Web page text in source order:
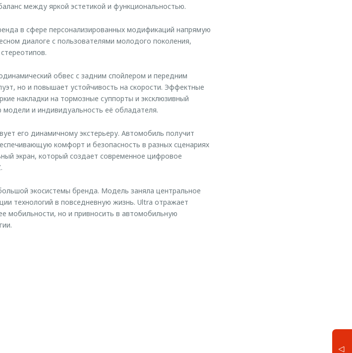
между яркой эстетикой и функциональностью.
в сфере персонализированных модификаций напрямую
диалоге с пользователями молодого поколения,
обвес с задним спойлером и передним
но и повышает устойчивость на скорости. Эффектные
накладки на тормозные суппорты и эксклюзивный
модели и индивидуальность её обладателя.
его динамичному экстерьеру. Автомобиль получит
комфорт и безопасность в разных сценариях
экран, который создает современное цифровое
экосистемы бренда. Модель заняла центральное
технологий в повседневную жизнь. Ultra отражает
мобильности, но и привносить в автомобильную